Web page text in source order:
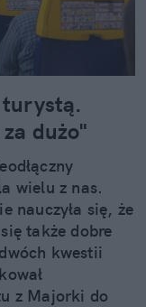
turystą.
dużo"
wielu z nas.
nauczyła się, że
także dobre
kwestii
z Majorki do